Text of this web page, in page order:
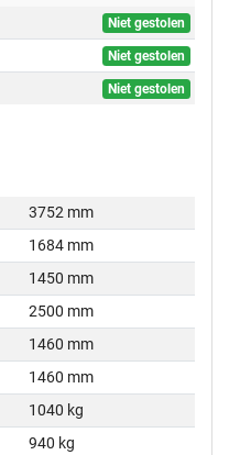
Niet gestolen
Niet gestolen
Niet gestolen
3752 mm
1684 mm
1450 mm
2500 mm
1460 mm
1460 mm
1040 kg
940 kg